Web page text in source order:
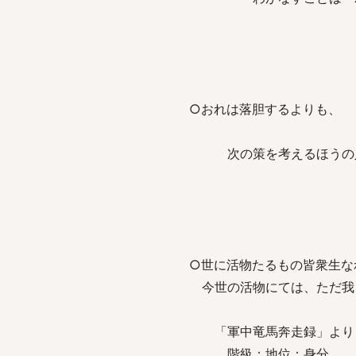
○おれは落胆するよりも、
次の策を考えるほうの
○世に活物たるもの皆衆生
今世の活物にては、ただ
「軍中竜馬奔走録」より